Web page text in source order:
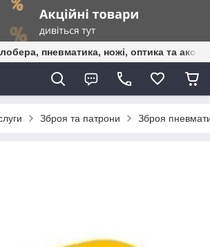
пневматика, ножі, оптика та
Зброя та патрони Зброя